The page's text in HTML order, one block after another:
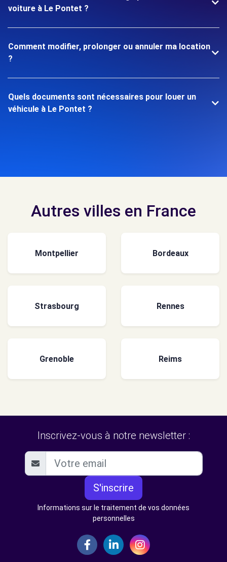
voiture à Le Pontet ?
Comment modifier, prolonger ou annuler ma location
?
Quels documents sont nécessaires pour louer un
véhicule à Le Pontet ?
Autres villes en France
Montpellier Bordeaux
Strasbourg Rennes
Grenoble Reims
Inscrivez-vous à notre newsletter :
S'inscrire
Informations sur le traitement de vos données
personnelles